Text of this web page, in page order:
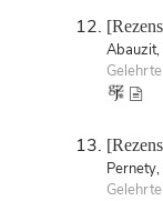
Abauzit,